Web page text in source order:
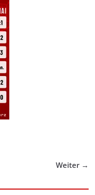
Weiter →